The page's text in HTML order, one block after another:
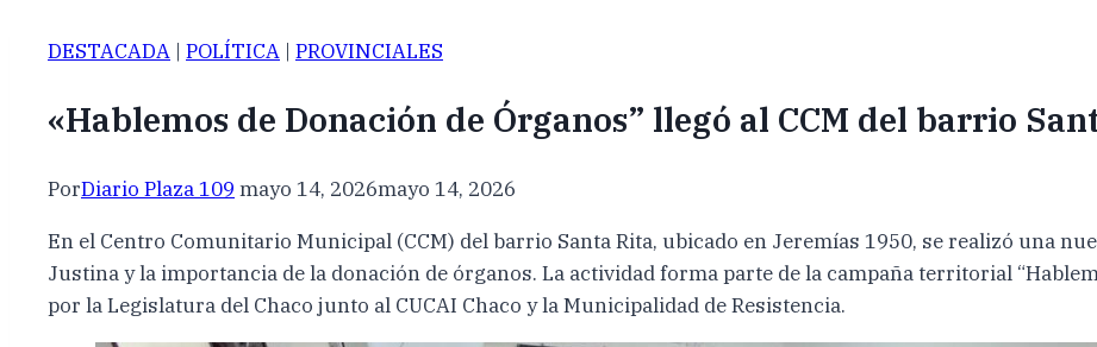
DESTACADA | POLÍTICA | PROVINCIALES
«Hablemos de Donación de Órganos” llegó al CCM del barrio
PorDiario Plaza 109 mayo 14, 2026mayo 14, 2026
En el Centro Comunitario Municipal (CCM) del barrio Santa Rita, ubicado en Jeremías 1950, se realizó una
Justina y la importancia de la donación de órganos. La actividad forma parte de la campaña territorial
por la Legislatura del Chaco junto al CUCAI Chaco y la Municipalidad de Resistencia.